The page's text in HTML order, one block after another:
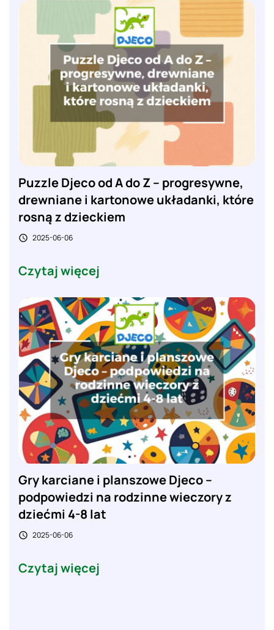
Puzzle Djeco od A do Z – progresywne,
drewniane i kartonowe układanki, które
rosną z dzieckiem
 2025-06-06
Czytaj więcej
Gry karciane i planszowe Djeco –
podpowiedzi na rodzinne wieczory z
dziećmi 4-8 lat
 2025-06-06
Czytaj więcej